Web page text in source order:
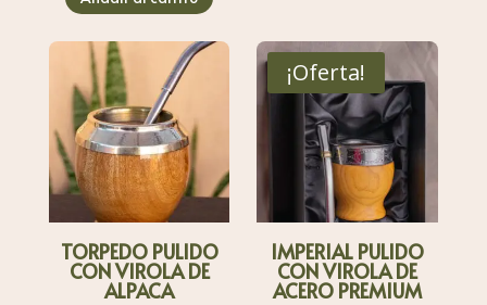
$30.000,00.
TORPEDO PULIDO
CON VIROLA DE
ALPACA
¡Oferta!
IMPERIAL PULIDO
CON VIROLA DE
ACERO PREMIUM